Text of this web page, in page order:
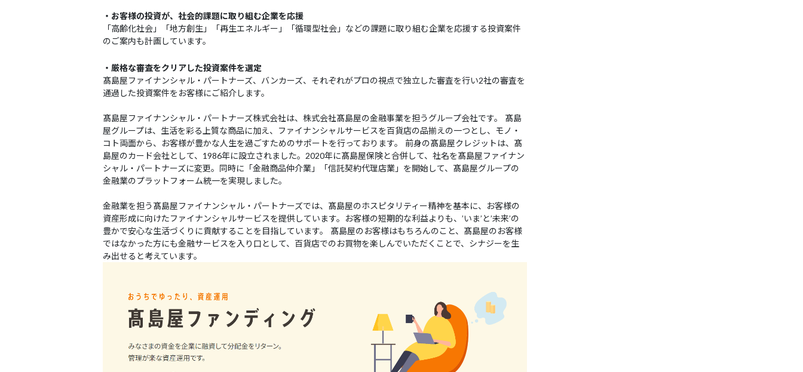
・お客様の投資が、社会的課題に取り組む企業を応援
「高齢化社会」「地方創生」「再生エネルギー」「循環型社会」などの課題に取り組む企業を応援する投資案件
のご案内も計画しています。
・厳格な審査をクリアした投資案件を選定
髙島屋ファイナンシャル・パートナーズ、バンカーズ、それぞれがプロの視点で独立した審査を行い2社の審査を
通過した投資案件をお客様にご紹介します。
髙島屋ファイナンシャル・パートナーズ株式会社は、株式会社髙島屋の金融事業を担うグループ会社です。 髙島
屋グループは、生活を彩る上質な商品に加え、ファイナンシャルサービスを百貨店の品揃えの一つとし、モノ・
コト両面から、お客様が豊かな人生を過ごすためのサポートを行っております。 前身の髙島屋クレジットは、髙
島屋のカード会社として、1986年に設立されました。2020年に髙島屋保険と合併して、社名を髙島屋ファイナン
シャル・パートナーズに変更。同時に「金融商品仲介業」「信託契約代理店業」を開始して、髙島屋グループの
金融業のプラットフォーム統一を実現しました。
金融業を担う髙島屋ファイナンシャル・パートナーズでは、髙島屋のホスピタリティー精神を基本に、お客様の
資産形成に向けたファイナンシャルサービスを提供しています。お客様の短期的な利益よりも、’いま’と’未来’の
豊かで安心な生活づくりに貢献することを目指しています。 髙島屋のお客様はもちろんのこと、髙島屋のお客様
ではなかった方にも金融サービスを入り口として、百貨店でのお買物を楽しんでいただくことで、シナジーを生
み出せると考えています。